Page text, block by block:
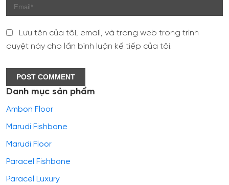
Lưu tên của tôi, email, và trang web trong trình
duyệt này cho lần bình luận kế tiếp của tôi.
Danh mục sản phẩm
Ambon Floor
Marudi Fishbone
Marudi Floor
Paracel Fishbone
Paracel Luxury